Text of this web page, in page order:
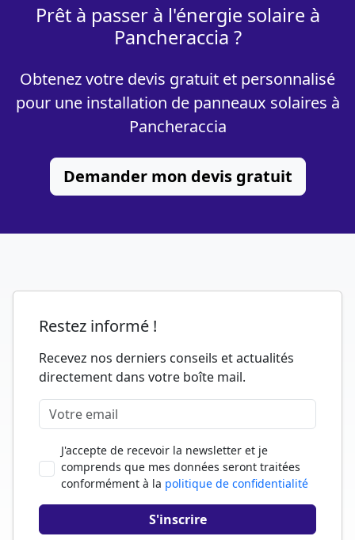
Prêt à passer à l'énergie solaire à
Pancheraccia ?
Obtenez votre devis gratuit et personnalisé
pour une installation de panneaux solaires à
Pancheraccia
Demander mon devis gratuit
Restez informé !
Recevez nos derniers conseils et actualités
directement dans votre boîte mail.
J'accepte de recevoir la newsletter et je
comprends que mes données seront traitées
conformément à la politique de confidentialité